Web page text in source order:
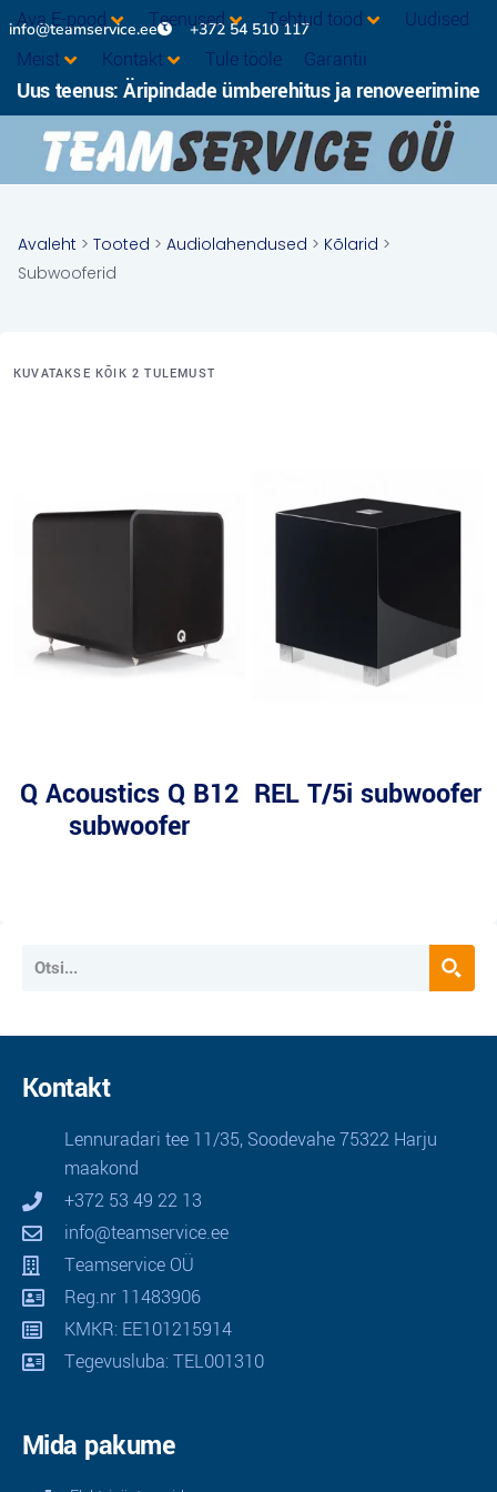
info@teamservice.ee +372 54 510 117
Ava E-pood Teenused Tehtud tööd
Uudised
Meist
Kontakt Tule tööle Garantii
Uus teenus: Äripindade ümberehitus ja renoveerimine
Avaleht > Tooted > Audiolahendused > Kõlarid >
Subwooferid
KUVATAKSE KÕIK 2 TULEMUST
Q Acoustics Q B12
subwoofer
REL T/5i subwoofer
Kontakt
Lennuradari tee 11/35, Soodevahe 75322 Harju
maakond
+372 53 49 22 13
info@teamservice.ee
Teamservice OÜ
Reg.nr 11483906
KMKR: EE101215914
Tegevusluba: TEL001310
Mida pakume